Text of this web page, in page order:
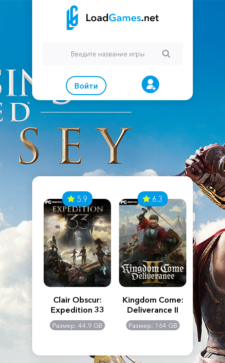
Войти
Creed
5.9
Clair Obscur:
Expedition 33
Размер: 44.9 GB
6.3
Kingdom Come:
Deliverance II
Размер: 164 GB
The